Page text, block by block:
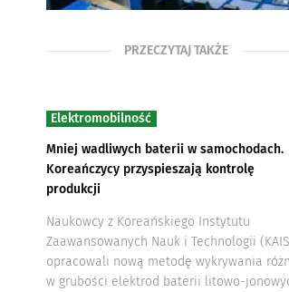
PRZECZYTAJ TAKŻE
Elektromobilność
Mniej wadliwych baterii w samochodach.
Koreańczycy przyspieszają kontrolę
produkcji
Naukowcy z Koreańskiego Instytutu
Zaawansowanych Nauk i Technologii
opracowali nową metodę wykrywania
w grubości elektrod baterii litowo-